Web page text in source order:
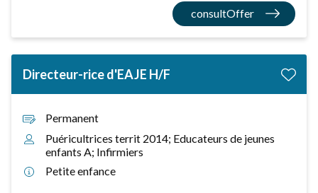
consultOffer
Directeur-rice d'EAJE H/F
Permanent
Puéricultrices territ 2014; Educateurs de jeunes
enfants A; Infirmiers
Petite enfance